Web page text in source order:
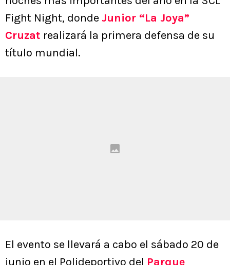
Fight Night, donde Junior “La Joya”
Cruzat realizará la primera defensa de su
título mundial.
El evento se llevará a cabo el sábado 20 de
junio en el Polideportivo del Parque